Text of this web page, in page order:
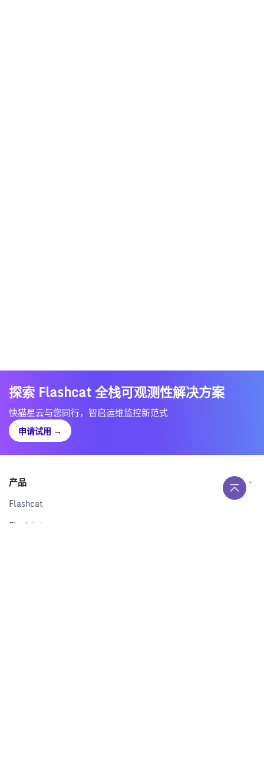
探索 Flashcat 全栈可观测性解决方案
快猫星云与您同行，智启运维监控新范式
申请试用 →
产品
Flashcat
Flashduty